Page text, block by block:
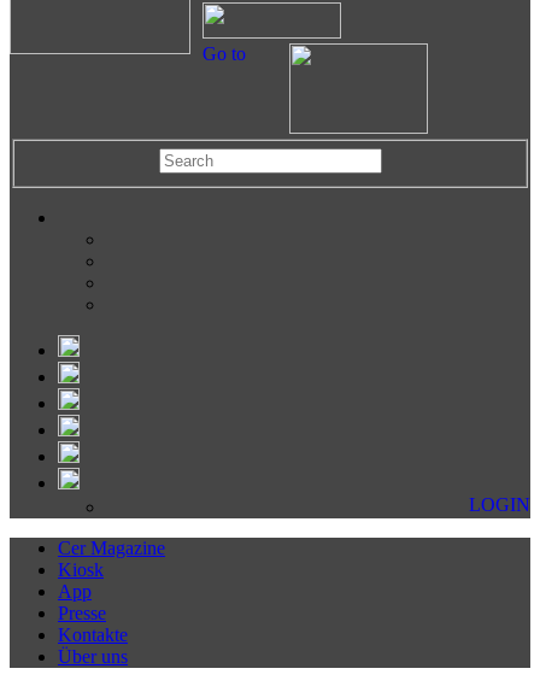
Go to
LOGIN
Cer Magazine
Kiosk
App
Presse
Kontakte
Über uns